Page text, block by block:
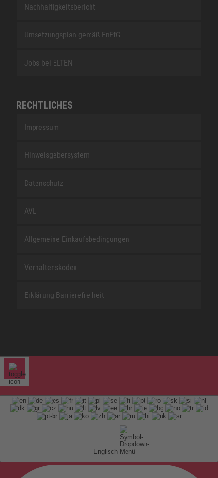
Nachhaltigkeitsbericht
Umsetzungsplan gemäß EnEfG
Jobs bei ELTEN
RECHTLICHES
Impressum
Hinweisgebersystem
Datenschutz
AVL
Allgemeine Einkaufsbedingungen
Verhaltenskodex
Erklärung Barrierefreiheit
Englisch